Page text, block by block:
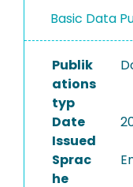
Basic Data
Publik
ations
typ
Date
Issued
Sprac
he